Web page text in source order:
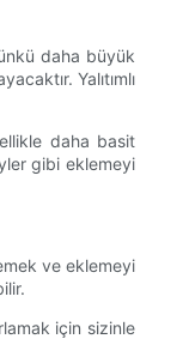
daha büyük
Yalıtımlı
daha basit
gibi eklemeyi
ve eklemeyi
için sizinle